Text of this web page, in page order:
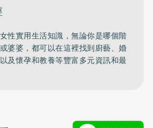
性實用生活知識，無論你是哪個階
婆婆，都可以在這裡找到廚藝、婚
及懷孕和教養等豐富多元資訊和最